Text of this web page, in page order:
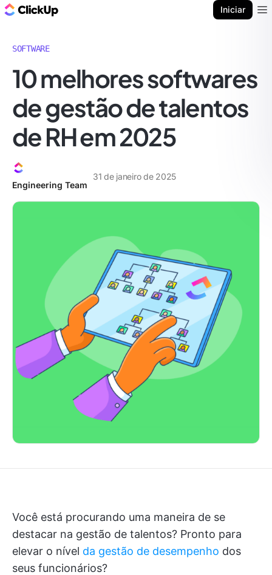
Iniciar
SOFTWARE
10 melhores softwares
de gestão de talentos
de RH em 2025
Engineering Team
31 de janeiro de 2025
Você está procurando uma maneira de se
destacar na gestão de talentos? Pronto para
elevar o nível da gestão de desempenho dos
seus funcionários?